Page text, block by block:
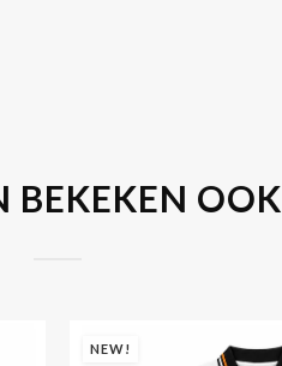
BEKEKEN OOK
NEW!